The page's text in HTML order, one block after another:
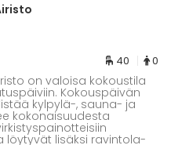
40 0
on valoisa kokoustila
Kokouspäivän
kylpylä-, sauna- ja
kokonaisuudesta
löytyvät lisäksi ravintola-